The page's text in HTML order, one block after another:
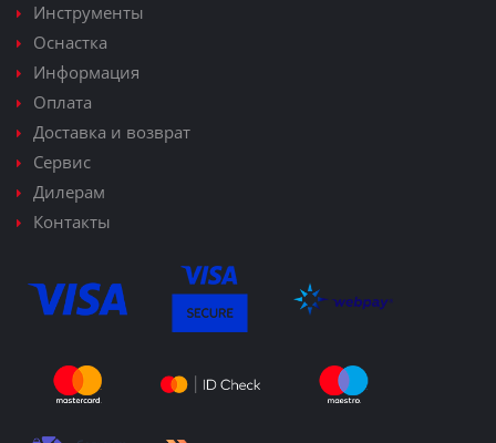
Инструменты
Оснастка
Информация
Оплата
Доставка и возврат
Сервис
Дилерам
Контакты